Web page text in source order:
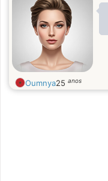
Oumnya25 anos